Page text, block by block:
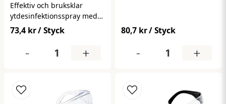
Effektiv och bruksklar
ytdesinfektionsspray med
70 % alkohol – perfekt för
snabb och hygienisk
desinfektion av synligt rena
ytor. Sprayen passar
och ytor där många rör vid
73,4 kr/ Styck
- +
toaletter, kontor, entréer
behöver snabb förbättring.
80,7 kr/ Styck
- +